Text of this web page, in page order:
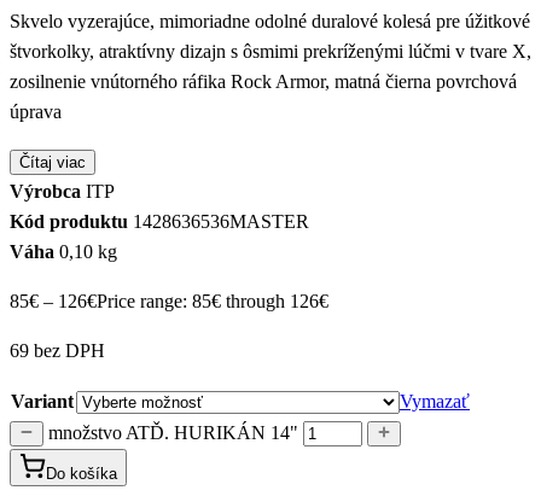
Skvelo vyzerajúce, mimoriadne odolné duralové kolesá pre úžitkové
štvorkolky, atraktívny dizajn s ôsmimi prekríženými lúčmi v tvare X,
zosilnenie vnútorného ráfika Rock Armor, matná čierna povrchová
úprava
Čítaj viac
Výrobca ITP
Kód produktu 1428636536MASTER
Váha 0,10 kg
85€ – 126€Price range: 85€ through 126€
69 bez DPH
Variant
Vymazať
množstvo ATĎ. HURIKÁN 14"
Do košíka